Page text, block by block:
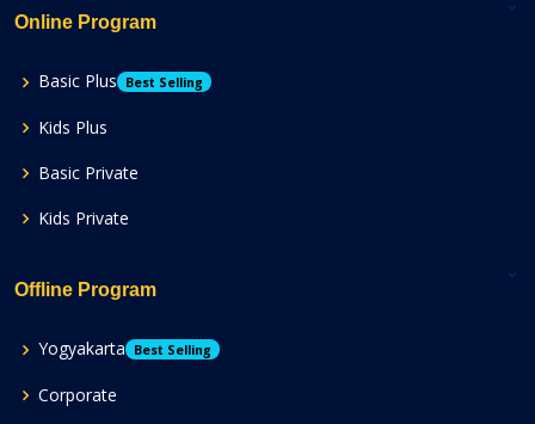
Online Program
Basic Plus Best Selling
Kids Plus
Basic Private
Kids Private
Offline Program
Yogyakarta Best Selling
Corporate